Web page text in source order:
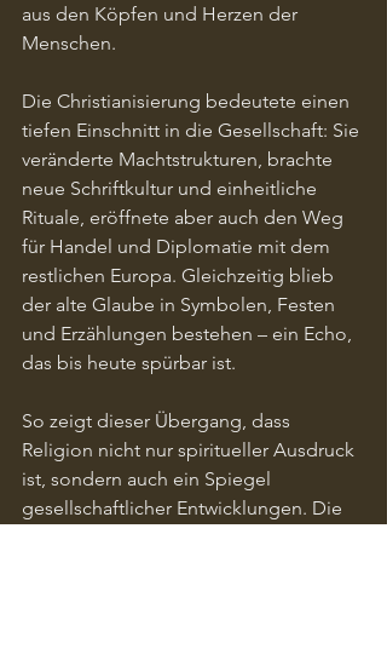
aus den Köpfen und Herzen der
Menschen.
Die Christianisierung bedeutete einen
tiefen Einschnitt in die Gesellschaft: Sie
veränderte Machtstrukturen, brachte
neue Schriftkultur und einheitliche
Rituale, eröffnete aber auch den Weg
für Handel und Diplomatie mit dem
restlichen Europa. Gleichzeitig blieb
der alte Glaube in Symbolen, Festen
und Erzählungen bestehen – ein Echo,
das bis heute spürbar ist.
So zeigt dieser Übergang, dass
Religion nicht nur spiritueller Ausdruck
ist, sondern auch ein Spiegel
gesellschaftlicher Entwicklungen. Die